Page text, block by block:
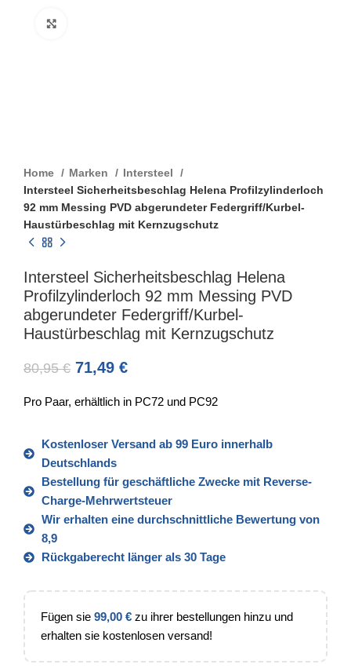
Home Marken
Intersteel
Intersteel Sicherheitsbeschlag Helena Profilzylinderloch
92 mm Messing PVD abgerundeter Federgriff/Kurbel-
Haustürbeschlag mit Kernzugschutz
Intersteel Sicherheitsbeschlag Helena
Profilzylinderloch 92 mm Messing PVD
abgerundeter Federgriff/Kurbel-
Haustürbeschlag mit Kernzugschutz
80,95€ 71,49 €
Pro Paar, erhältlich in PC72 und PC92
Kostenloser Versand ab 99 Euro innerhalb
Deutschlands
Bestellung für geschäftliche Zwecke mit Reverse-
Charge-Mehrwertsteuer
Wir erhalten eine durchschnittliche Bewertung von
8,9
Rückgaberecht länger als 30 Tage
Fügen sie 99,00 € zu ihrer bestellungen hinzu und
erhalten sie kostenlosen versand!